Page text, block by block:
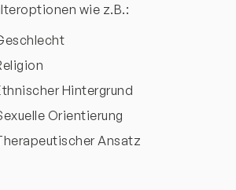
wie z.B.:
Hintergrund
Orientierung
Ansatz